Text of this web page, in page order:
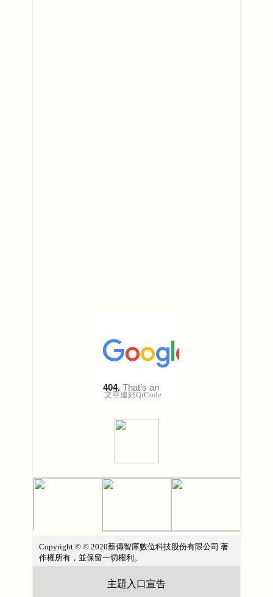
文章連結QrCode
Copyright © © 2020薪傳智庫數位科技股份有限公司 著
作權所有，並保留一切權利。
主題入口宣告